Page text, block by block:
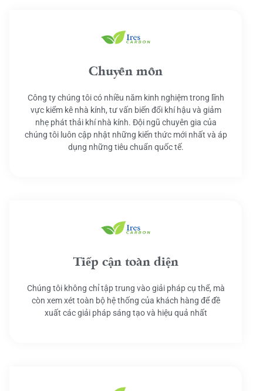
Chuyên môn
Công ty chúng tôi có nhiều năm kinh nghiệm trong lĩnh
vực kiểm kê nhà kính, tư vấn biến đổi khí hậu và giảm
nhẹ phát thải khí nhà kính. Đội ngũ chuyên gia của
chúng tôi luôn cập nhật những kiến thức mới nhất và áp
dụng những tiêu chuẩn quốc tế.
Tiếp cận toàn diện
Chúng tôi không chỉ tập trung vào giải pháp cụ thể, mà
còn xem xét toàn bộ hệ thống của khách hàng để đề
xuất các giải pháp sáng tạo và hiệu quả nhất